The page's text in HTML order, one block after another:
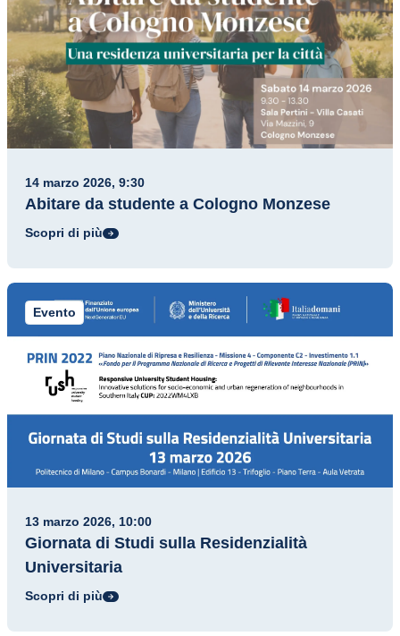
14 marzo 2026, 9:30
Abitare da studente a Cologno Monzese
Scopri di più
Evento
13 marzo 2026, 10:00
Giornata di Studi sulla Residenzialità
Universitaria
Scopri di più